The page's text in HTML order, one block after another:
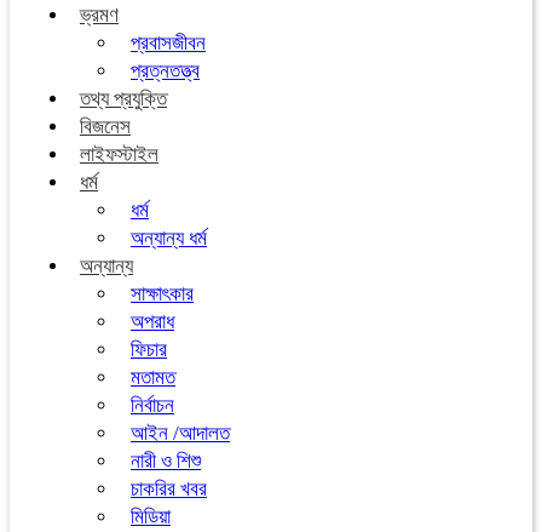
ভ্রমণ
প্রবাসজীবন
প্রত্নতত্ত্ব
তথ্য প্রযুক্তি
বিজনেস
লাইফস্টাইল
ধর্ম
ধর্ম
অন্যান্য ধর্ম
অন্যান্য
সাক্ষাৎকার
অপরাধ
ফিচার
মতামত
নির্বাচন
আইন /আদালত
নারী ও শিশু
চাকরির খবর
মিডিয়া